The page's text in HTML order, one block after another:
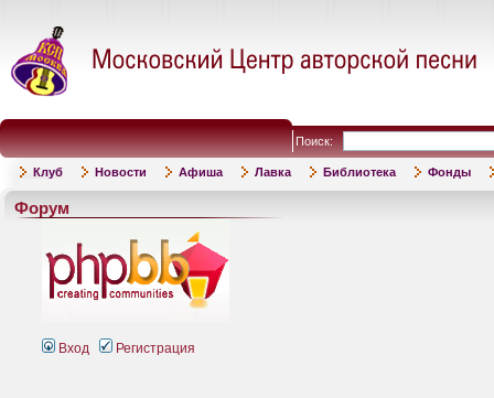
Поиск:
Клуб Новости Афиша Лавка Библиотека Фонды
Форум
Вход Регистрация